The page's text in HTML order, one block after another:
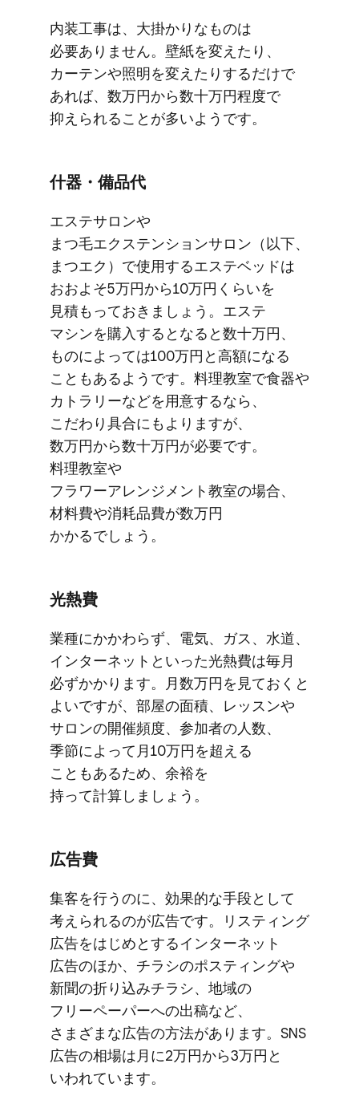
内装工事は、​​大掛かりな​​ものは​​
必要ありません。​​壁紙を​​変えたり、​​
カーテンや​​照明を​​変えたりするだけで​​
あれば、​​数万円から​​数十万円程度で​​
抑えられる​​ことが​​多いようです。
什器・​備品代
​エステサロンや​​
まつ毛エクステンションサロン​（以下、​
まつエク）で​使用する​​エステベッドは​​
おおよそ​5万円から​​10万円くらいを​
見積もって​おきましょう。​​エステ​
マシンを​​購入すると​なると​​数十万円、​​
ものに​​よっては​​100万円と​高額に​なる​​
ことも​​あるようです。​​​料理教室で​食器や​
カトラリーなどを​用意するなら、​​
こだわり具合にもよりますが、​​
数万円から​​数十万円が​必要です。​​​
料理教室や​
フラワーアレンジメント教室の​場合、​​
材料費や​消耗品費が​数万円​
かかるでしょう。​​
光熱費
業種に​かかわらず、​電気、​ガス、​水道、​
インターネットと​いった​光熱費は​毎月​
必ずかかります。​月数万円を​見ておくと​
よいですが、​部屋の​面積、​レッスンや​
サロンの​開催頻度、​参加者の​人数、​
季節に​よって​月10万円を​超える​
こともある​ため、​余裕を​
持って計算しましょう。
広告費
集客を​​行うのに、​​効果的な​​手段と​​して​​
考えられるのが​​広告です。​​リスティング​
広告を​​はじめと​​する​​インターネット​
広告の​​ほか、​​チラシの​​ポスティングや​​
新聞の​​折り込みチラシ、​​地域の​​
フリーペーパーへの​​出稿など、​​
さまざまな​​広告の​​方​法が​​あります。​​SNS​
広告の​​相場は​​月に​​2万円から​​3万円と​​
いわれています。